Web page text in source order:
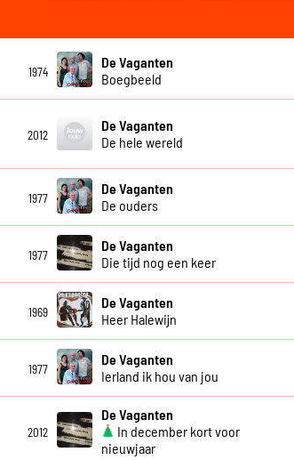
1974
De Vaganten
Boegbeeld
2012
De Vaganten
De hele wereld
1977
De Vaganten
De ouders
1977
De Vaganten
Die tijd nog een keer
1969
De Vaganten
Heer Halewijn
1977
De Vaganten
Ierland ik hou van jou
2012
De Vaganten
In december kort voor
nieuwjaar